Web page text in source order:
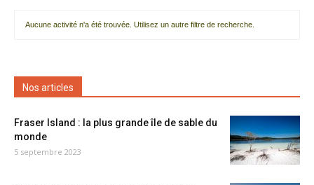
Aucune activité n'a été trouvée. Utilisez un autre filtre de recherche.
Nos articles
Fraser Island : la plus grande île de sable du
monde
5 septembre 2023